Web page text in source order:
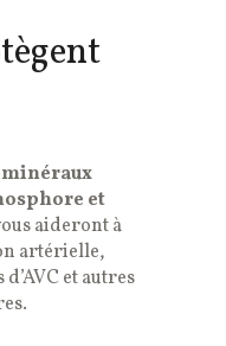
et
aideront à
artérielle,
et autres